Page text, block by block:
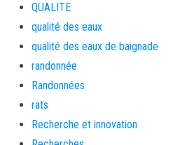
QUALITE
qualité des eaux
qualité des eaux de baignade
randonnée
Randonnées
rats
Recherche et innovation